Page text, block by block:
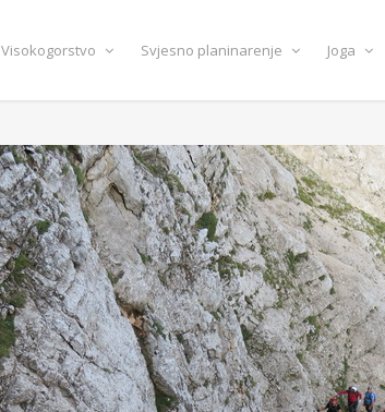
Visokogorstvo Svjesno planinarenje Joga